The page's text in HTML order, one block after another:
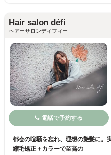
Hair salon défi
ヘアーサロンディフィー
電話で予約する
都会の喧騒を忘れ、理想の艶髪に。
縮毛矯正＋カラーで至高の